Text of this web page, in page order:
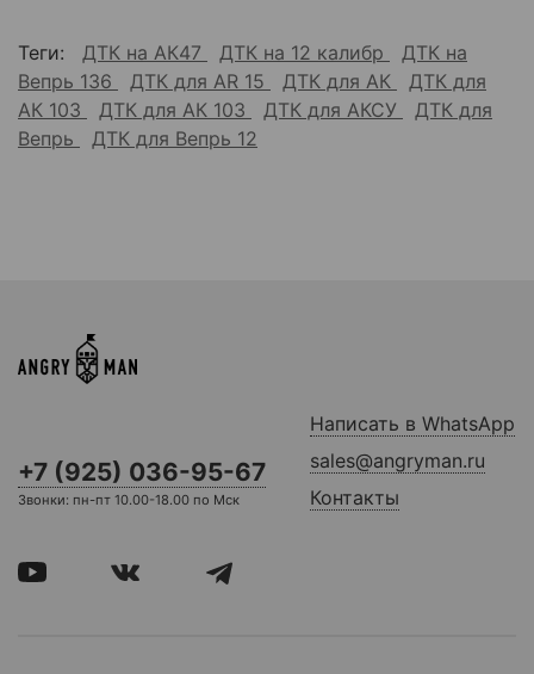
Теги: ДТК на АК47 ДТК на 12 калибр
ДТК на
Вепрь 136
ДТК для AR 15 ДТК для АК
ДТК для
АК 103
ДТК для АК 103 ДТК для АКСУ
ДТК для
Вепрь
ДТК для Вепрь 12
+7 (925) 036-95-67
Звонки: пн-пт 10.00-18.00 по Мск
Написать в WhatsApp
sales@angryman.ru
Контакты